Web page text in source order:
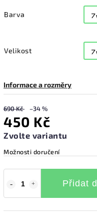
Barva
Velikost
Informace a rozměry
690 Kč –34 %
450 Kč
Zvolte variantu
Možnosti doručení
Přidat